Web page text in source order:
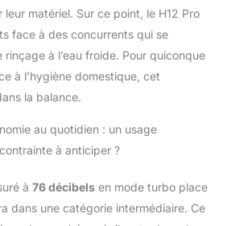
matériel. Sur ce point, le H12 Pro
face à des concurrents qui se
rinçage à l’eau froide. Pour quiconque
à l’hygiène domestique, cet
la balance.
au quotidien : un usage
à anticiper ?
à 76 décibels en mode turbo place
dans une catégorie intermédiaire. Ce